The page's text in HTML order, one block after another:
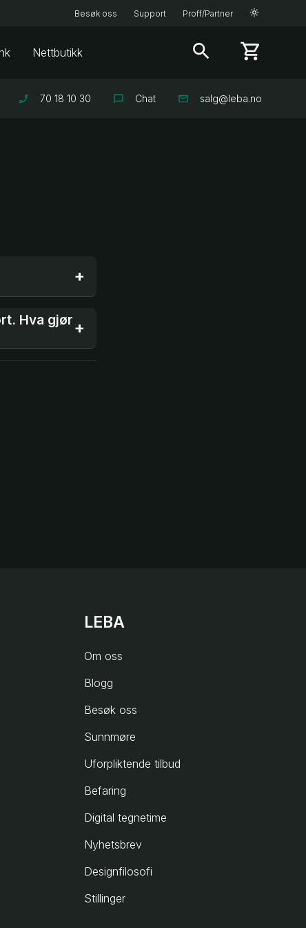
Besøk oss Support Proff/Partner
Nettbutikk
70 18 10 30 Chat salg@leba.no
Hva gjør
LEBA
Om oss
Blogg
Besøk oss
Sunnmøre
Uforpliktende tilbud
Befaring
Digital tegnetime
Nyhetsbrev
Designfilosofi
Stillinger